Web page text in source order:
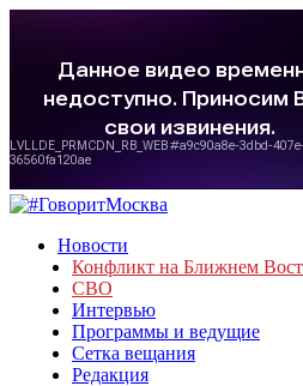
Новости
Конфликт на Ближнем
СВО
Интервью
Программы и ведущие
Сетка вещания
Редакция